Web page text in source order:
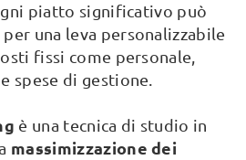
piatto significativo può
una leva personalizzabile
fissi come personale,
spese di gestione.
è una tecnica di studio in
massimizzazione dei